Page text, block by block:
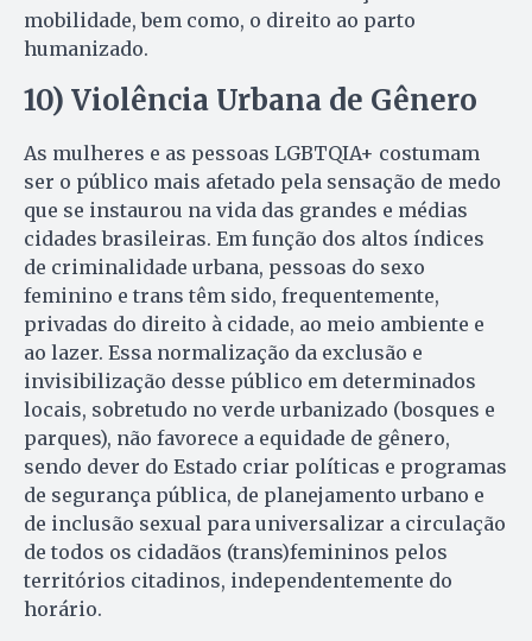
mobilidade, bem como, o direito ao parto
humanizado.
10) Violência Urbana de Gênero
As mulheres e as pessoas LGBTQIA+ costumam
ser o público mais afetado pela sensação de medo
que se instaurou na vida das grandes e médias
cidades brasileiras. Em função dos altos índices
de criminalidade urbana, pessoas do sexo
feminino e trans têm sido, frequentemente,
privadas do direito à cidade, ao meio ambiente e
ao lazer. Essa normalização da exclusão e
invisibilização desse público em determinados
locais, sobretudo no verde urbanizado (bosques e
parques), não favorece a equidade de gênero,
sendo dever do Estado criar políticas e programas
de segurança pública, de planejamento urbano e
de inclusão sexual para universalizar a circulação
de todos os cidadãos (trans)femininos pelos
territórios citadinos, independentemente do
horário.